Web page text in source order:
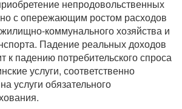
непродовольственных
с опережающим ростом расходов
коммунального хозяйства и
Падение реальных доходов
к падению потребительского спроса
услуги, соответственно
услуги обязательного